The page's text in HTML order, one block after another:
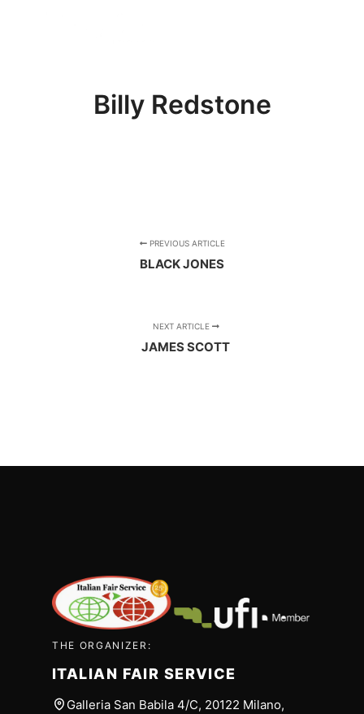
Billy Redstone
PREVIOUS ARTICLE
BLACK JONES
NEXT ARTICLE
JAMES SCOTT
THE ORGANIZER:
ITALIAN FAIR SERVICE
Galleria San Babila 4/C, 20122 Milano,